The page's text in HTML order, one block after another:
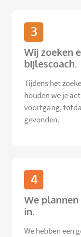
3
Wij zoeken
bijlescoach.
Tijdens het
houden we je
voortgang,
gevonden.
4
We
in.
We hebben een